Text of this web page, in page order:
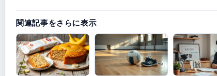
関連記事をさらに表示